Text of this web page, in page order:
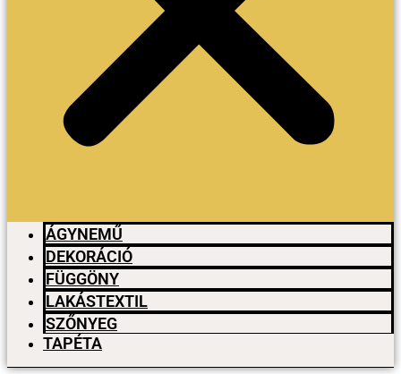
ÁGYNEMŰ
DEKORÁCIÓ
FÜGGÖNY
LAKÁSTEXTIL
SZŐNYEG
TAPÉTA